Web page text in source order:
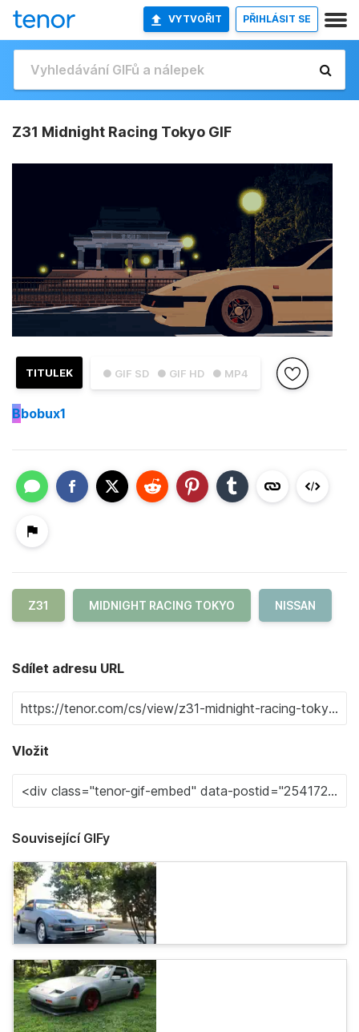
VYTVOŘIT PŘIHLÁSIT SE
Z31 Midnight Racing Tokyo GIF
● GIF SD ● GIF HD ● MP4
TITULEK
Bbobux1
Z31 MIDNIGHT RACING TOKYO NISSAN
Sdílet adresu URL
Vložit
Související GIFy